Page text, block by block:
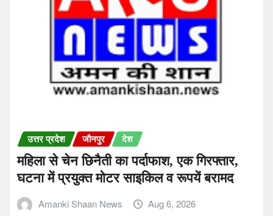
उत्तर प्रदेश जौनपुर देश
महिला से चेन छिनैती का पर्दाफाश, एक गिरफ्तार,
घटना में प्रयुक्त मोटर साइकिल व रूपयें बरामद
Amanki Shaan News Aug 6, 2026